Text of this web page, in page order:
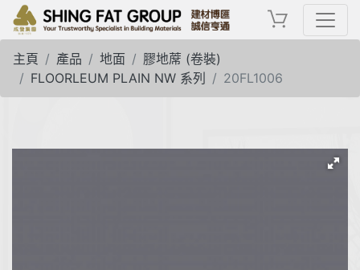
主頁 產品 地面
膠地蓆 (卷裝)
FLOORLEUM PLAIN NW 系列
20FL1006